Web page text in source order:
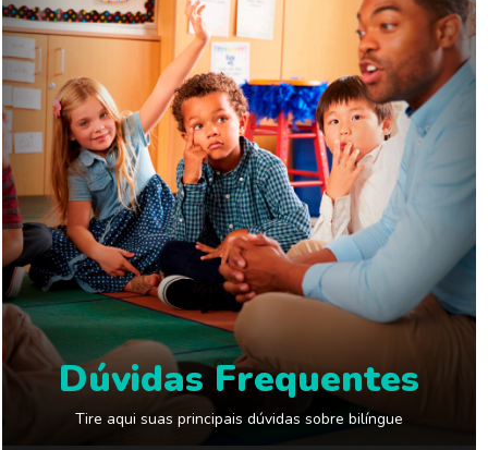
Dúvidas Frequentes
Tire aqui suas principais dúvidas sobre bilíngue